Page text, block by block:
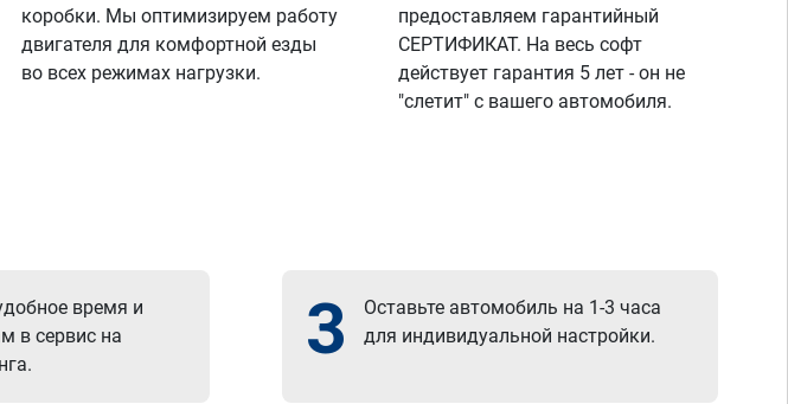
коробки. Мы оптимизируем работу
двигателя для комфортной езды
во всех режимах нагрузки.
предоставляем гарантийный
СЕРТИФИКАТ. На весь софт
действует гарантия 5 лет - он не
"слетит" с вашего автомобиля.
время и
в сервис на
3
Оставьте автомобиль на 1-3 часа
для индивидуальной настройки.